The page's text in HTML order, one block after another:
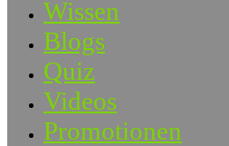
Wissen
Blogs
Quiz
Videos
Promotionen